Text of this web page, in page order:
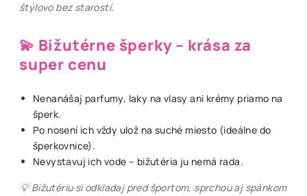
štýlovo bez starostí.
💫 Bižutérne šperky – krása za
super cenu
Nenanášaj parfumy, laky na vlasy ani krémy priamo na
šperk.
Po nosení ich vždy ulož na suché miesto (ideálne do
šperkovnice).
Nevystavuj ich vode – bižutéria ju nemá rada.
💡 Bižutériu si odkladaj pred športom, sprchou aj spánkom